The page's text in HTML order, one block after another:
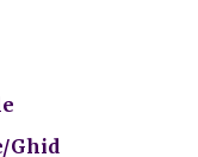
Ghid